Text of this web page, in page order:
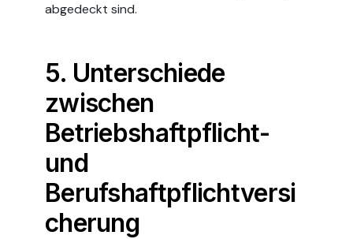
abgedeckt sind.
5. Unterschiede
zwischen
Betriebshaftpflicht-
und
Berufshaftpflichtversi
cherung